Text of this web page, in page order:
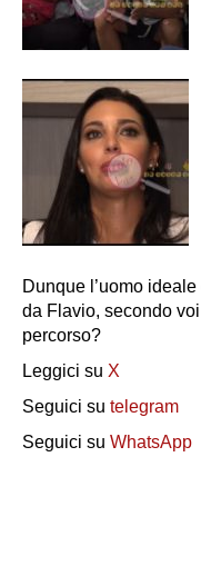
Dunque l’uomo
da Flavio, secondo
percorso?
Leggici su X
Seguici su telegram
Seguici su WhatsApp